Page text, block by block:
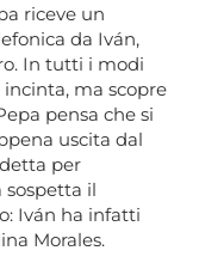
riceve un
da Iván,
In tutti i modi
ma scopre
pensa che si
uscita dal
per
il
Iván ha infatti
Morales.